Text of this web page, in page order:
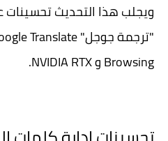
ويجلب هذا التحديث
Browsing و NVIDIA RTX.